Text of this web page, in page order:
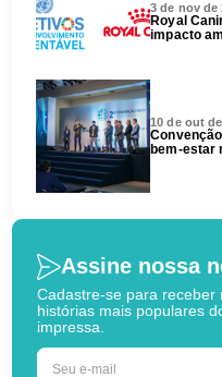
3 de nov de
Royal
impacto
10 de out
bem-estar
Assine nossa
Cadastre-se para receber
histórias mais populares
impressa.